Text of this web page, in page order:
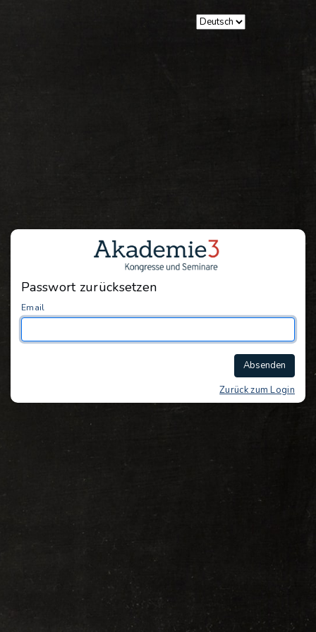
Passwort zurücksetzen
Email
Absenden
Zurück zum Login